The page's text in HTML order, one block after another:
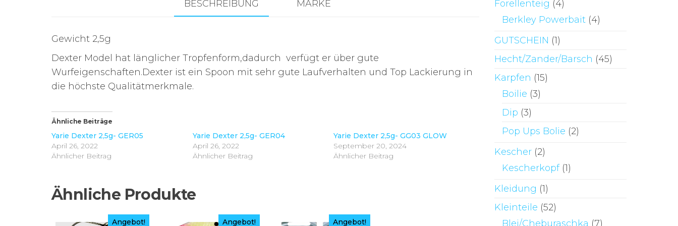
BESCHREIBUNG MARKE
Gewicht 2,5g
Dexter Model hat länglicher Tropfenform,dadurch verfügt er über gute
Wurfeigenschaften.Dexter ist ein Spoon mit sehr gute Laufverhalten und Top Lackierung in
die höchste Qualitätmerkmale.
Ähnliche Beiträge
Yarie Dexter 2,5g- GER05
April 26, 2022
Ähnlicher Beitrag
Yarie Dexter 2,5g- GER04
April 26, 2022
Ähnlicher Beitrag
Yarie Dexter 2,5g- GG03 GLOW
September 20, 2024
Ähnlicher Beitrag
Ähnliche Produkte
Angebot! Angebot! Angebot!
Forellenteig (4)
Berkley Powerbait (4)
GUTSCHEIN (1)
Hecht/Zander/Barsch (45)
Karpfen (15)
Boilie (3)
Dip (3)
Pop Ups Bolie (2)
Kescher (2)
Kescherkopf (1)
Kleidung (1)
Kleinteile (52)
Blei/Cheburaschka (7)